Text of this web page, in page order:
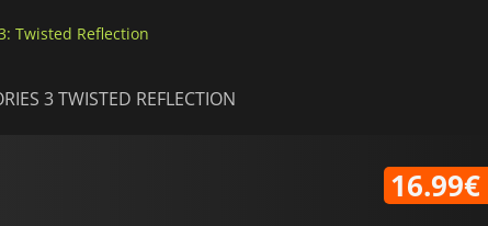
Twisted Reflection
3 TWISTED REFLECTION
16.99€